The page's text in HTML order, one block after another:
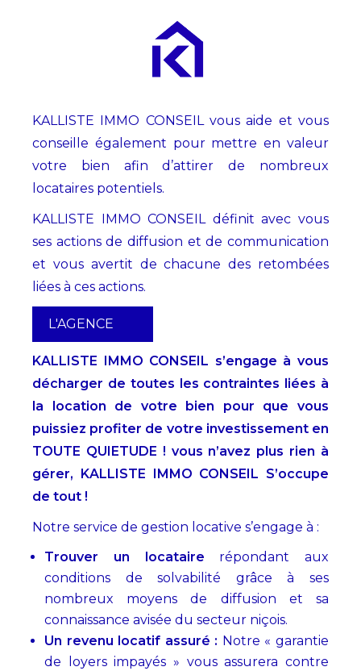
KALLISTE IMMO CONSEIL vous aide et vous
conseille également pour mettre en valeur
votre bien afin d’attirer de nombreux
locataires potentiels.
KALLISTE IMMO CONSEIL définit avec vous
ses actions de diffusion et de communication
et vous avertit de chacune des retombées
liées à ces actions.
L'AGENCE
KALLISTE IMMO CONSEIL s’engage à vous
décharger de toutes les contraintes liées à
la location de votre bien pour que vous
puissiez profiter de votre investissement en
TOUTE QUIETUDE ! vous n’avez plus rien à
gérer, KALLISTE IMMO CONSEIL S’occupe
de tout !
Notre service de gestion locative s’engage à :
Trouver un locataire répondant aux
conditions de solvabilité grâce à ses
nombreux moyens de diffusion et sa
connaissance avisée du secteur niçois.
Un revenu locatif assuré : Notre « garantie
de loyers impayés » vous assurera contre